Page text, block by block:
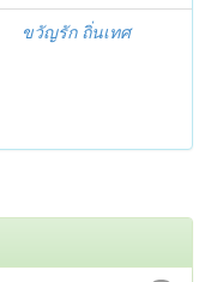
ขวัญรัก ถิ่นเทศ